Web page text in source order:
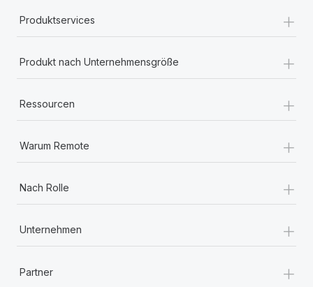
Produktservices +
Produkt nach Unternehmensgröße +
Ressourcen +
Warum Remote +
Nach Rolle +
Unternehmen +
Partner +